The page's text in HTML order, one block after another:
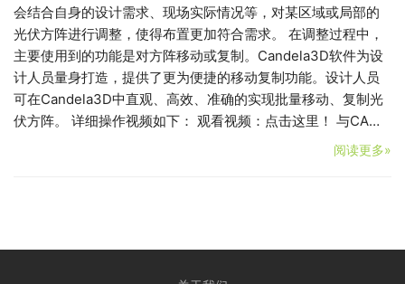
会结合自身的设计需求、现场实际情况等，对某区域或局部的
光伏方阵进行调整，使得布置更加符合需求。 在调整过程中，
主要使用到的功能是对方阵移动或复制。Candela3D软件为设
计人员量身打造，提供了更为便捷的移动复制功能。设计人员
可在Candela3D中直观、高效、准确的实现批量移动、复制光
伏方阵。 详细操作视频如下： 观看视频：点击这里！ 与CA…
阅读更多»